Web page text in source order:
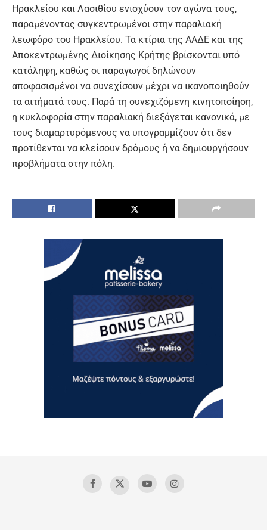
Ηρακλείου και Λασιθίου ενισχύουν τον αγώνα τους,
παραμένοντας συγκεντρωμένοι στην παραλιακή
λεωφόρο του Ηρακλείου. Τα κτίρια της ΑΑΔΕ και της
Αποκεντρωμένης Διοίκησης Κρήτης βρίσκονται υπό
κατάληψη, καθώς οι παραγωγοί δηλώνουν
αποφασισμένοι να συνεχίσουν μέχρι να ικανοποιηθούν
τα αιτήματά τους. Παρά τη συνεχιζόμενη κινητοποίηση,
η κυκλοφορία στην παραλιακή διεξάγεται κανονικά, με
τους διαμαρτυρόμενους να υπογραμμίζουν ότι δεν
προτίθενται να κλείσουν δρόμους ή να δημιουργήσουν
προβλήματα στην πόλη.